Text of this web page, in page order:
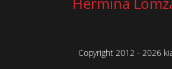
Copyright 2012 - 2026